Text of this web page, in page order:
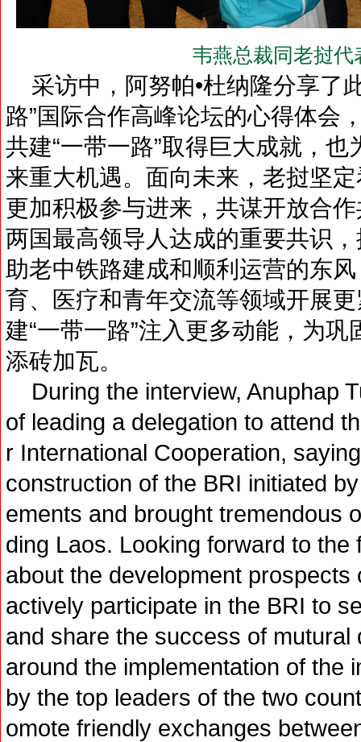
韦燕总裁同老挝代
采访中，阿努帕•杜纳隆分享了
路”国际合作高峰论坛的心得体会
共建“一带一路”取得巨大成就，
来重大机遇。面向未来，老挝坚
更加积极参与进来，共谋开放合
两国最高领导人达成的重要共识
助老中铁路建成和顺利运营的东
育、医疗和青年交流等领域开展
建“一带一路”注入更多动能，为
添砖加瓦。
During the interview, Anuphap
of leading a delegation to attend
r International Cooperation,
construction of the BRI initiated
ements and brought tremendous
ding Laos. Looking forward to
about the development
actively participate in the BRI to
and share the success of
around the implementation of the
by the top leaders of the two
omote friendly exchanges